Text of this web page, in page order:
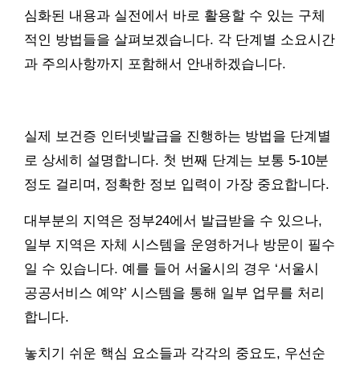
심화된 내용과 실전에서 바로 활용할 수 있는 구체
적인 방법들을 살펴보겠습니다. 각 단계별 소요시간
과 주의사항까지 포함해서 안내하겠습니다.
실제 보건증 인터넷발급을 진행하는 방법을 단계별
로 상세히 설명합니다. 첫 번째 단계는 보통 5-10분
정도 걸리며, 정확한 정보 입력이 가장 중요합니다.
대부분의 지역은 정부24에서 발급받을 수 있으나,
일부 지역은 자체 시스템을 운영하거나 방문이 필수
일 수 있습니다. 예를 들어 서울시의 경우 ‘서울시
공공서비스 예약’ 시스템을 통해 일부 업무를 처리
합니다.
놓치기 쉬운 핵심 요소들과 각각의 중요도, 우선순